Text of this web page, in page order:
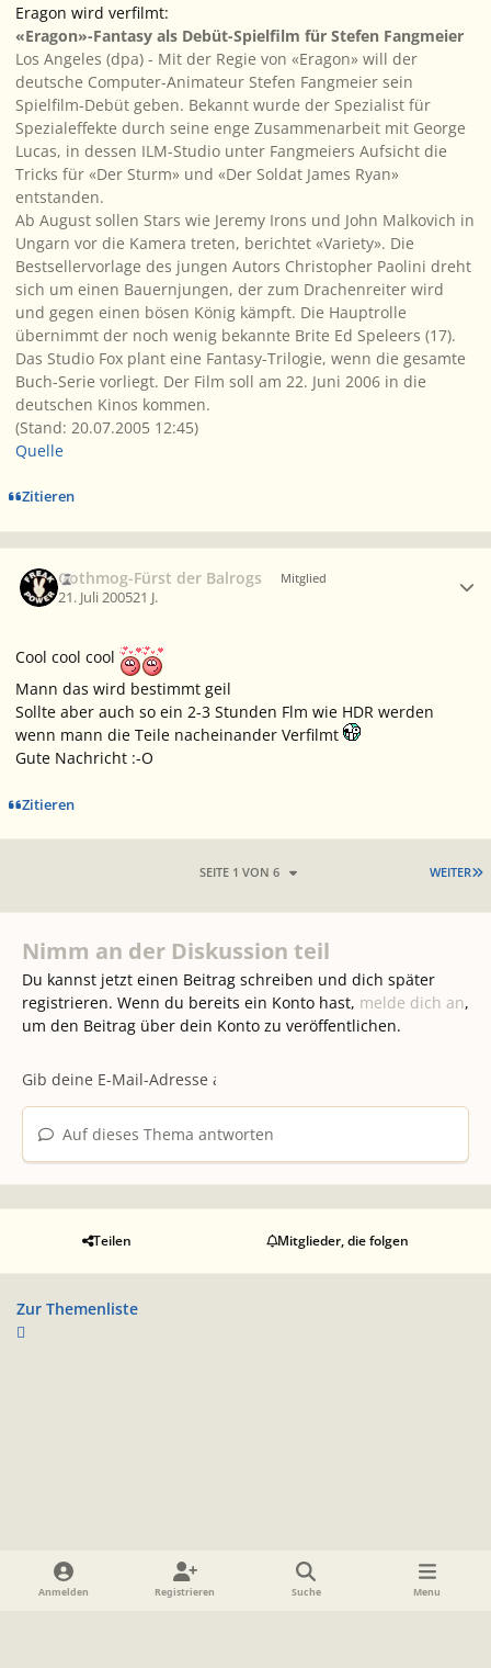
Eragon wird verfilmt:
«Eragon»-Fantasy als Debüt-Spielfilm für Stefen Fangmeier
Los Angeles (dpa) - Mit der Regie von «Eragon» will der
deutsche Computer-Animateur Stefen Fangmeier sein
Spielfilm-Debüt geben. Bekannt wurde der Spezialist für
Spezialeffekte durch seine enge Zusammenarbeit mit George
Lucas, in dessen ILM-Studio unter Fangmeiers Aufsicht die
Tricks für «Der Sturm» und «Der Soldat James Ryan»
entstanden.
Ab August sollen Stars wie Jeremy Irons und John Malkovich in
Ungarn vor die Kamera treten, berichtet «Variety». Die
Bestsellervorlage des jungen Autors Christopher Paolini dreht
sich um einen Bauernjungen, der zum Drachenreiter wird
und gegen einen bösen König kämpft. Die Hauptrolle
übernimmt der noch wenig bekannte Brite Ed Speleers (17).
Das Studio Fox plant eine Fantasy-Trilogie, wenn die gesamte
Buch-Serie vorliegt. Der Film soll am 22. Juni 2006 in die
deutschen Kinos kommen.
(Stand: 20.07.2005 12:45)
Quelle
Zitieren
Gothmog-Fürst der Balrogs Mitglied
21. Juli 200521 J.
Cool cool cool
Mann das wird bestimmt geil
Sollte aber auch so ein 2-3 Stunden Flm wie HDR werden
wenn mann die Teile nacheinander Verfilmt
Gute Nachricht :-O
Zitieren
WEITER
SEITE 1 VON 6
Nimm an der Diskussion teil
Du kannst jetzt einen Beitrag schreiben und dich später
registrieren. Wenn du bereits ein Konto hast, melde dich an,
um den Beitrag über dein Konto zu veröffentlichen.
Auf dieses Thema antworten
Teilen Mitglieder, die folgen
Zur Themenliste
Heller Modus
Dunkler ModusSystemeinstellung
Anmelden Registrieren Suche Menu